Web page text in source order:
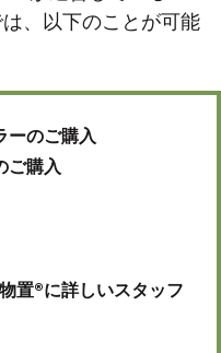
、以下のことが可能
ーのご購入
ご購入
置®に詳しいスタッフ